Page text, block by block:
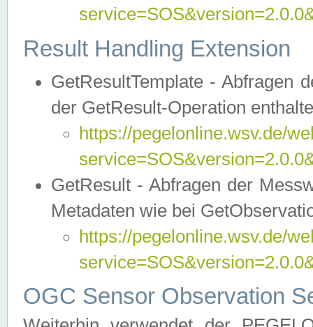
Result Handling Extension
GetResultTemplate - Abfragen
der GetResult-Operation
https://pegelonline.wsv.de/
GetResult - Abfragen der
Metadaten wie bei
https://pegelonline.wsv.de/
OGC Sensor Observation